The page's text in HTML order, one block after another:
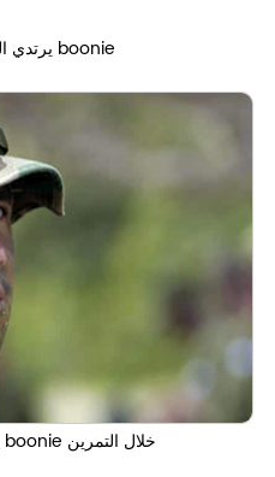
يرتدي الجنود تنكر قبعة boonie
القبعات boonie خلال التمرين